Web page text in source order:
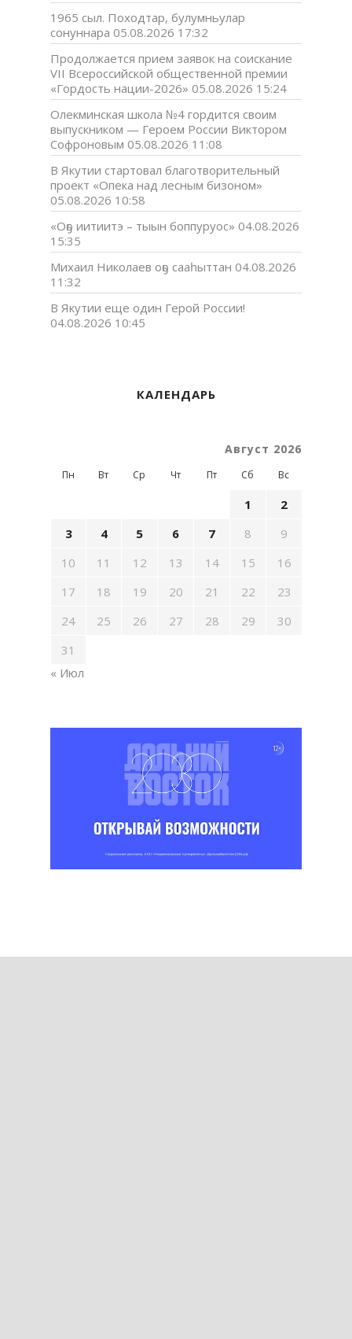
1965 сыл. Походтар, булумньулар
сонуннара 05.08.2026 17:32
Продолжается прием заявок на соискание
VII Всероссийской общественной премии
«Гордость нации-2026» 05.08.2026 15:24
Олекминская школа №4 гордится своим
выпускником — Героем России Виктором
Софроновым 05.08.2026 11:08
В Якутии стартовал благотворительный
проект «Опека над лесным бизоном»
05.08.2026 10:58
«Оҕо иитиитэ – тыын боппуруос» 04.08.2026
15:35
Михаил Николаев оҕо сааһыттан 04.08.2026
11:32
В Якутии еще один Герой России!
04.08.2026 10:45
КАЛЕНДАРЬ
Август 2026
Пн Вт Ср Чт Пт Сб Вс
1
2
3
4 5 6 7 8
9
10
11 12 13 14 15
16
17
18 19 20 21 22
23
24
25 26 27 28 29
30
31
« Июл